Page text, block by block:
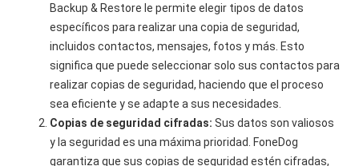
Backup & Restore le permite elegir tipos de datos
específicos para realizar una copia de seguridad,
incluidos contactos, mensajes, fotos y más. Esto
significa que puede seleccionar solo sus contactos para
realizar copias de seguridad, haciendo que el proceso
sea eficiente y se adapte a sus necesidades.
Copias de seguridad cifradas: Sus datos son valiosos
y la seguridad es una máxima prioridad. FoneDog
garantiza que sus copias de seguridad estén cifradas,